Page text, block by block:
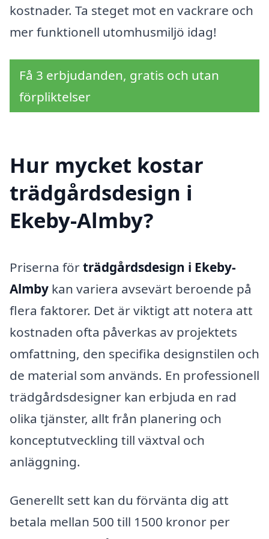
kostnader. Ta steget mot en vackrare och
mer funktionell utomhusmiljö idag!
Få 3 erbjudanden, gratis och utan
förpliktelser
Hur mycket kostar
trädgårdsdesign i
Ekeby-Almby?
Priserna förträdgårdsdesign i Ekeby-
Almby kan variera avsevärt beroende på
flera faktorer. Det är viktigt att notera att
kostnaden ofta påverkas av projektets
omfattning, den specifika designstilen och
de material som används. En professionell
trädgårdsdesigner kan erbjuda en rad
olika tjänster, allt från planering och
konceptutveckling till växtval och
anläggning.
Generellt sett kan du förvänta dig att
betala mellan 500 till 1500 kronor per